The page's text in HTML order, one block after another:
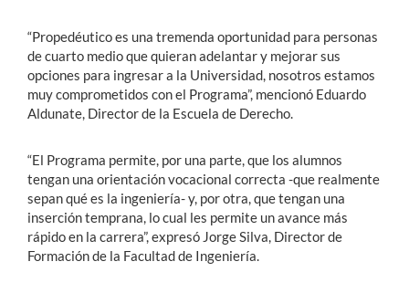
“Propedéutico es una tremenda oportunidad para personas
de cuarto medio que quieran adelantar y mejorar sus
opciones para ingresar a la Universidad, nosotros estamos
muy comprometidos con el Programa”, mencionó Eduardo
Aldunate, Director de la Escuela de Derecho.
“El Programa permite, por una parte, que los alumnos
tengan una orientación vocacional correcta -que realmente
sepan qué es la ingeniería- y, por otra, que tengan una
inserción temprana, lo cual les permite un avance más
rápido en la carrera”, expresó Jorge Silva, Director de
Formación de la Facultad de Ingeniería.